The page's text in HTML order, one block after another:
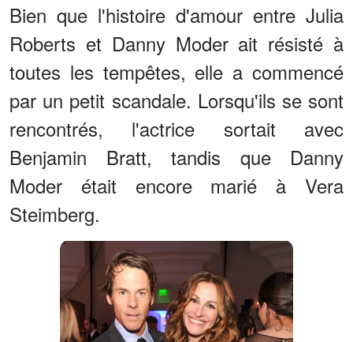
Bien que l'histoire d'amour entre Julia
Roberts et Danny Moder ait résisté à
toutes les tempêtes, elle a commencé
par un petit scandale. Lorsqu'ils se sont
rencontrés, l'actrice sortait avec
Benjamin Bratt, tandis que Danny
Moder était encore marié à Vera
Steimberg.